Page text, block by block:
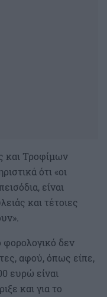
και Τροφίμων
ότι «οι
είναι
και τέτοιες
δεν
αφού, όπως είπε,
ευρώ είναι
και για το